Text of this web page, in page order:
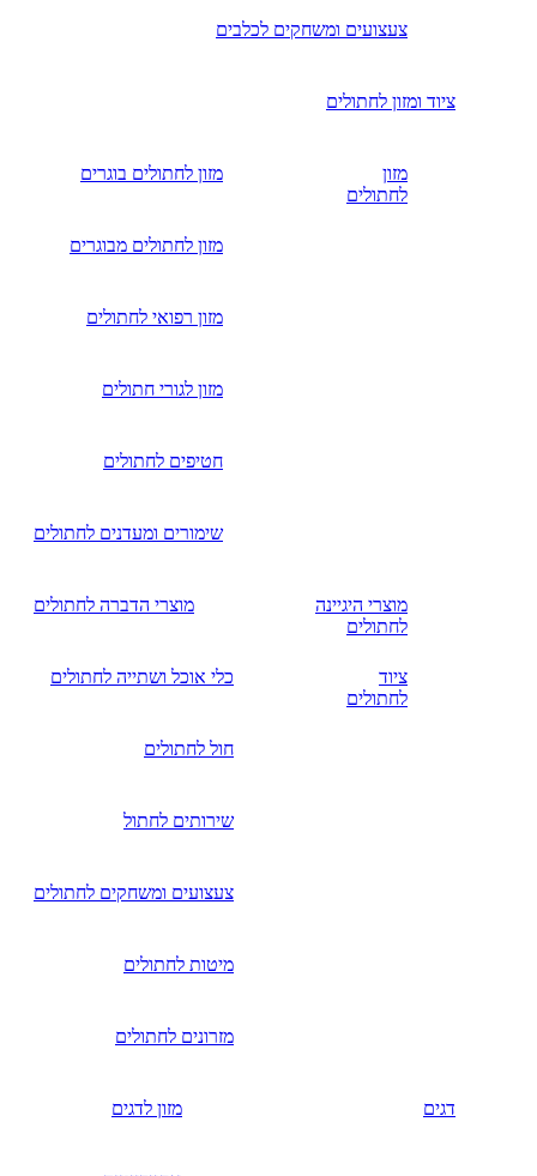
צעצועים ומשחקים לכלבים
ציוד ומזון לחתולים
מזון
לחתולים
מזון לחתולים בוגרים
מזון לחתולים מבוגרים
מזון רפואי לחתולים
מזון לגורי חתולים
חטיפים לחתולים
שימורים ומעדנים לחתולים
מוצרי היגיינה
לחתולים
מוצרי הדברה לחתולים
ציוד
לחתולים
כלי אוכל ושתייה לחתולים
חול לחתולים
שירותים לחתול
צעצועים ומשחקים לחתולים
מיטות לחתולים
מזרונים לחתולים
דגים מזון לדגים